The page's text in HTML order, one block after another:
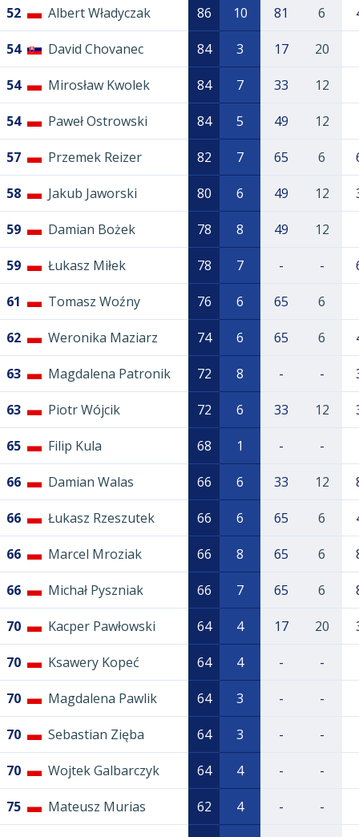
52 Albert Władyczak 86 10 81 6
54 David Chovanec 84 3 17 20
54 Mirosław Kwolek 84 7 33 12
54 Paweł Ostrowski 84 5 49 12
57 Przemek Reizer 82 7 65 6
58 Jakub Jaworski 80 6 49 12
59 Damian Bożek 78 8 49 12
59 Łukasz Miłek 78 7 - -
61 Tomasz Woźny 76 6 65 6
62 Weronika Maziarz 74 6 65 6
63 Magdalena Patronik 72 8 - -
63 Piotr Wójcik 72 6 33 12
65 Filip Kula 68 1 - -
66 Damian Walas 66 6 33 12
66 Łukasz Rzeszutek 66 6 65 6
66 Marcel Mroziak 66 8 65 6
66 Michał Pyszniak 66 7 65 6
70 Kacper Pawłowski 64 4 17 20
70 Ksawery Kopeć 64 4 - -
70 Magdalena Pawlik 64 3 - -
70 Sebastian Zięba 64 3 - -
70 Wojtek Galbarczyk 64 4 - -
75 Mateusz Murias 62 4 - -